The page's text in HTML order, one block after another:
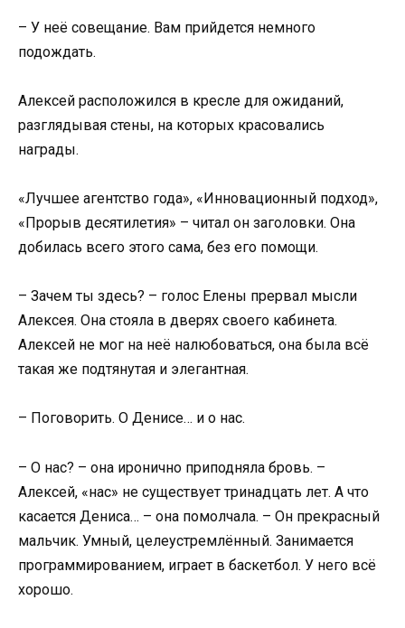
– У неё совещание. Вам прийдется немного
подождать.
Алексей расположился в кресле для ожиданий,
разглядывая стены, на которых красовались
награды.
«Лучшее агентство года», «Инновационный подход»,
«Прорыв десятилетия» – читал он заголовки. Она
добилась всего этого сама, без его помощи.
– Зачем ты здесь? – голос Елены прервал мысли
Алексея. Она стояла в дверях своего кабинета.
Алексей не мог на неё налюбоваться, она была всё
такая же подтянутая и элегантная.
– Поговорить. О Денисе… и о нас.
– О нас? – она иронично приподняла бровь. –
Алексей, «нас» не существует тринадцать лет. А что
касается Дениса… – она помолчала. – Он прекрасный
мальчик. Умный, целеустремлённый. Занимается
программированием, играет в баскетбол. У него всё
хорошо.